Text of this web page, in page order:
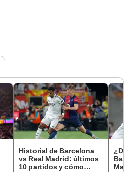
Historial de Barcelona
vs Real Madrid: últimos
10 partidos y cómo